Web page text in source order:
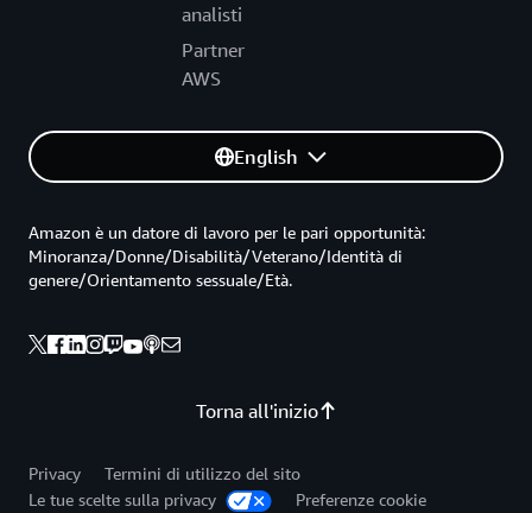
analisti
Partner
AWS
English
Torna all'inizio
Amazon è un datore di lavoro per le pari opportunità:
Minoranza/Donne/Disabilità/Veterano/Identità di
genere/Orientamento sessuale/Età.
Privacy
Termini di utilizzo del sito
Le tue scelte sulla privacy
Preferenze cookie